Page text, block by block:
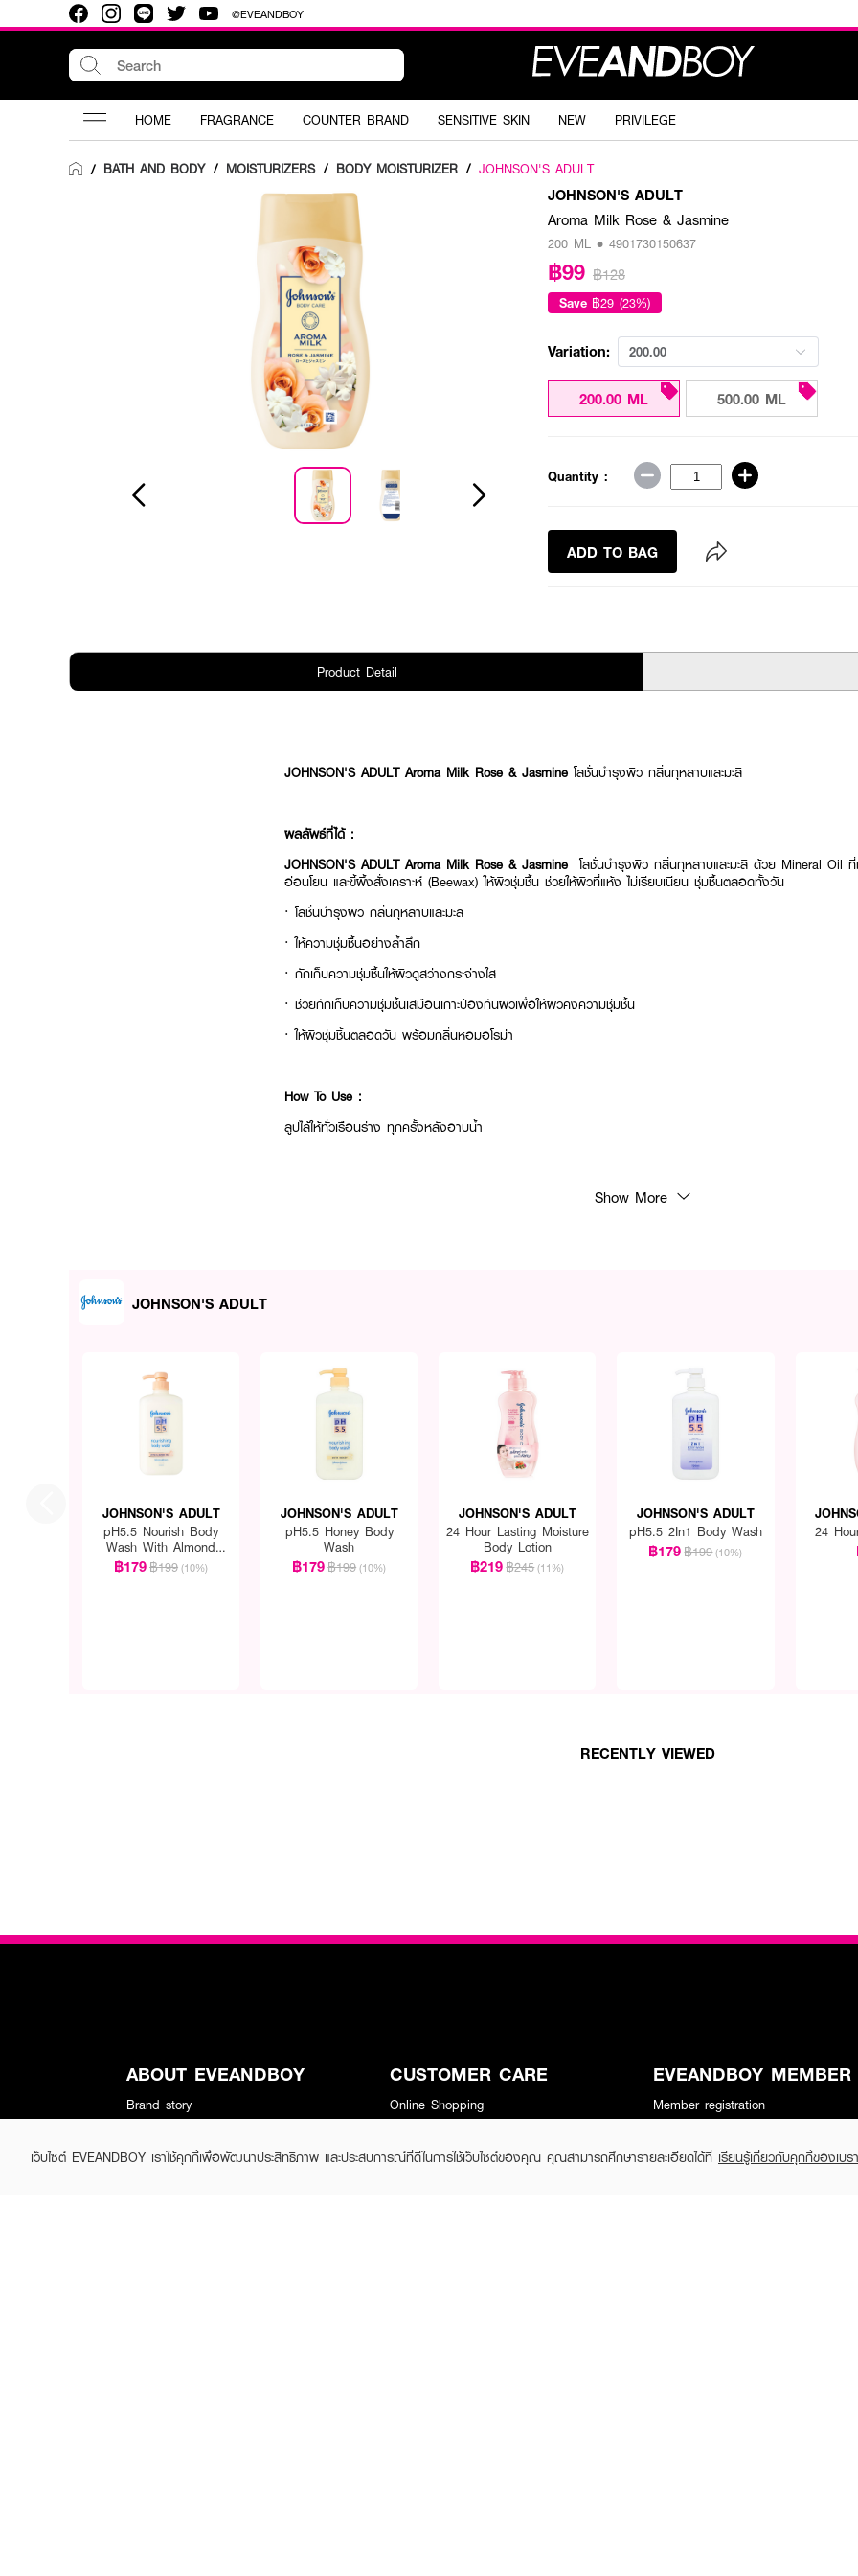
@EVEANDBOY
HOME FRAGRANCE COUNTER BRAND SENSITIVE SKIN NEW PRIVILEGE
/ BATH AND BODY / MOISTURIZERS / BODY MOISTURIZER / JOHNSON'S ADULT
JOHNSON'S ADULT
Aroma Milk Rose & Jasmine
200 ML • 4901730150637
฿99 ฿128
Save ฿29 (23%)
Variation: 200.00
200.00 ML 500.00 ML
Quantity :
ADD TO BAG
Product Detail
JOHNSON'S ADULT Aroma Milk Rose & Jasmine โลชั่นบำรุงผิว กลิ่นกุหลาบและมะลิ
ผลลัพธ์ที่ได้ :
JOHNSON'S ADULT Aroma Milk Rose & Jasmine โลชั่นบำรุงผิว กลิ่นกุหลาบและมะลิ ด้วย Mineral Oil
อ่อนโยน และขี้ผึ้งสั่งเคราะห์ (Beewax) ให้ผิวชุ่มชื้น ช่วยให้ผิวที่แห้ง ไม่เรียบเนียน ชุ่มชื้นตลอดทั้งวัน
· โลชั่นบำรุงผิว กลิ่นกุหลาบและมะลิ
· ให้ความชุ่มชื้นอย่างล้ำลึก
· กักเก็บความชุ่มชื้นให้ผิวดูสว่างกระจ่างใส
· ช่วยกักเก็บความชุ่มชื้นเสมือนเกาะป้องกันผิวเพื่อให้ผิวคงความชุ่มชื้น
· ให้ผิวชุ่มชิ้นตลอดวัน พร้อมกลิ่นหอมอโรม่า
How To Use :
ลูปไล้ให้ทั่วเรือนร่าง ทุกครั้งหลังอาบน้ํา
Show More
JOHNSON'S ADULT
JOHNSON'S ADULT
pH5.5 Nourish Body
Wash With Almond
Oil For Healthy Skin
฿179฿199 (10%)
JOHNSON'S ADULT
pH5.5 Honey Body
Wash
฿179฿199 (10%)
JOHNSON'S ADULT
24 Hour Lasting Moisture
Body Lotion
฿219฿245 (11%)
JOHNSON'S ADULT
pH5.5 2In1 Body Wash
฿179฿199 (10%)
24
RECENTLY VIEWED
เว็บไซต์ EVEANDBOY เราใช้คุกกี้เพื่อพัฒนาประสิทธิภาพ และประสบการณ์ที่ดีในการใช้เว็บไซต์ของคุณ คุณสามารถศึกษารายละเอียดได้ที่ เรียนรู้เกี่ยวกับคุกกี้ของเบร
ABOUT EVEANDBOY
Brand story
Terms and Conditions
CUSTOMER CARE
Online Shopping
Contact us
EVEANDBOY MEMBER
Member registration